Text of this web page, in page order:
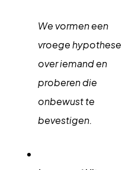
We vormen een
vroege hypothese
over iemand en
proberen die
onbewust te
bevestigen.